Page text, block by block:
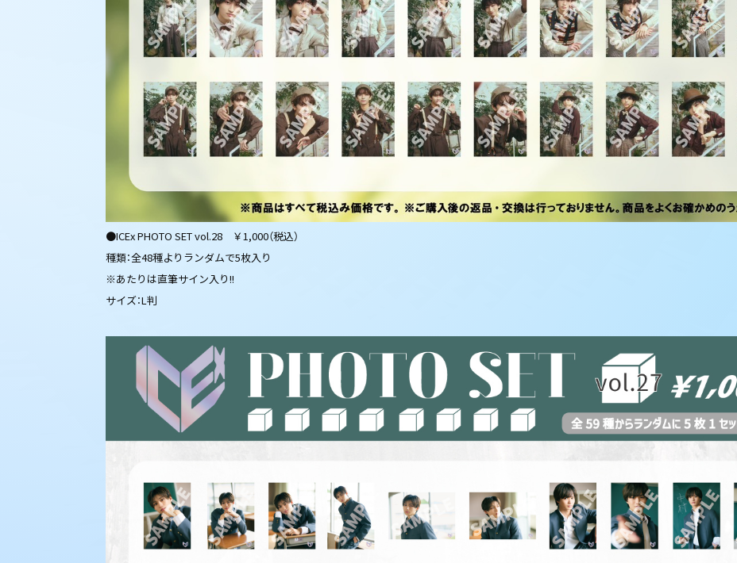
●ICEx PHOTO SET vol.28 ￥1,000（税込）
種類：全48種よりランダムで5枚入り
※あたりは直筆サイン入り!!
サイズ：L判